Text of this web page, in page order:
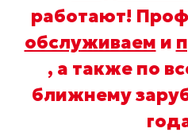
работают!
обслуживаем и
, а также по
ближнему